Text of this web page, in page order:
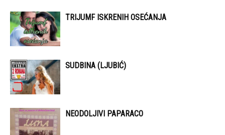
TRIJUMF ISKRENIH OSEĆANJA
SUDBINA (LJUBIĆ)
NEODOLJIVI PAPARACO